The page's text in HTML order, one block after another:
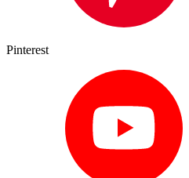
Pinterest